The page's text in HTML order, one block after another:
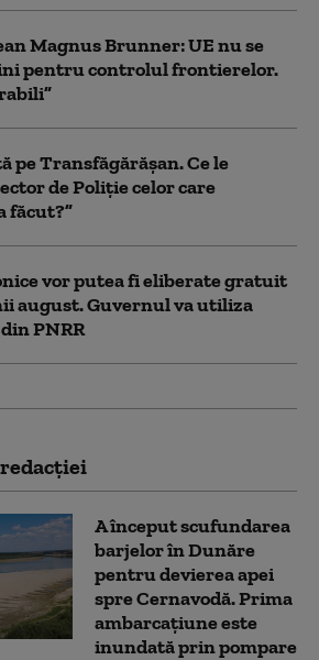
Magnus Brunner: UE nu se
pentru controlul frontierelor.
pe Transfăgărășan. Ce le
de Poliție celor care
făcut?”
vor putea fi eliberate gratuit
august. Guvernul va utiliza
PNRR
A început scufundarea
barjelor în Dunăre
pentru devierea apei
spre Cernavodă. Prima
ambarcațiune este
inundată prin pompare